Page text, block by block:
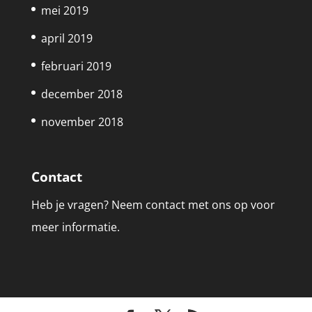
mei 2019
april 2019
februari 2019
december 2018
november 2018
Contact
Heb je vragen? Neem contact met ons op voor
meer informatie.